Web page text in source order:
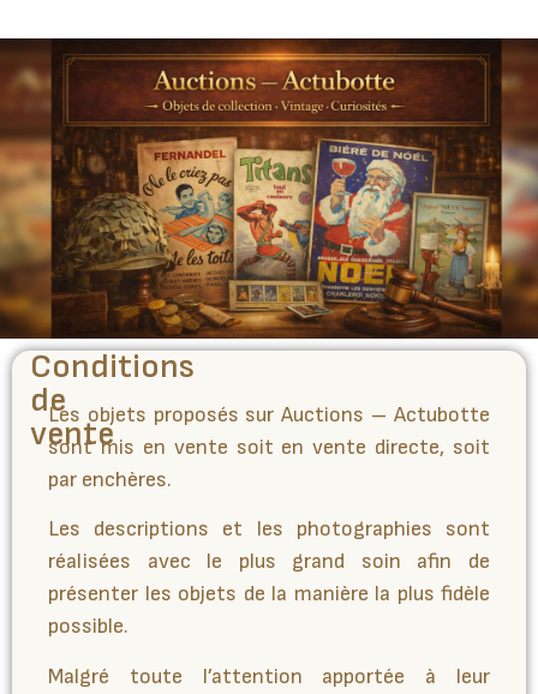
Conditions
de
vente
Les objets proposés sur Auctions – Actubotte
sont mis en vente soit en vente directe, soit
par enchères.
Les descriptions et les photographies sont
réalisées avec le plus grand soin afin de
présenter les objets de la manière la plus fidèle
possible.
Malgré toute l’attention apportée à leur